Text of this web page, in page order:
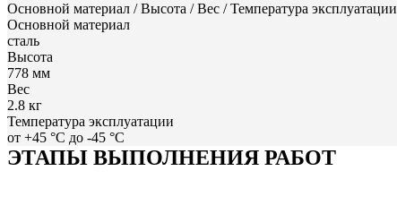
Основной материал / Высота / Вес / Температура эксплуатации
Основной материал
сталь
Высота
778 мм
Вес
2.8 кг
Температура эксплуатации
от +45 °С до -45 °С
ЭТАПЫ ВЫПОЛНЕНИЯ РАБОТ